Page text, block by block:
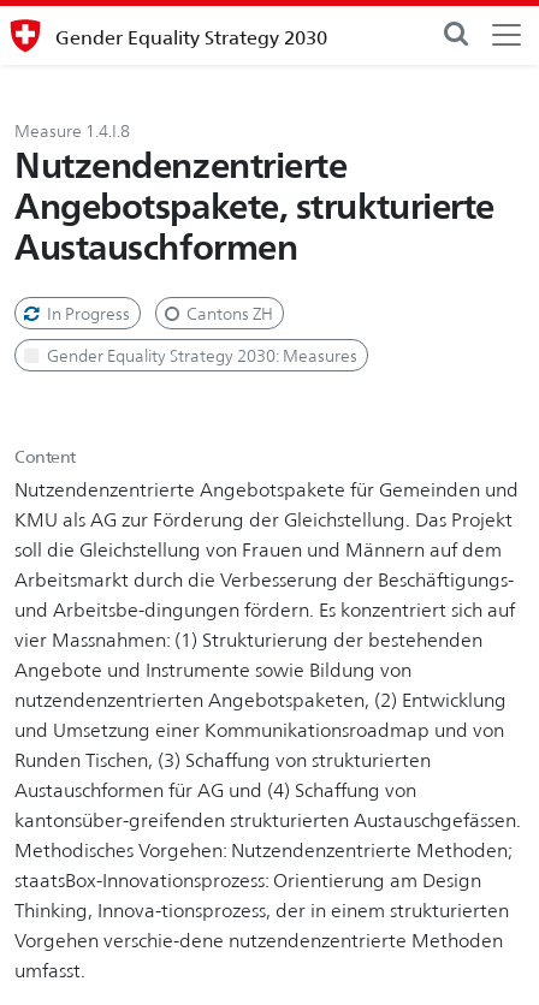
Gender Equality Strategy 2030
Measure 1.4.I.8
Nutzendenzentrierte
Angebotspakete, strukturierte
Austauschformen
In Progress Cantons ZH
Gender Equality Strategy 2030: Measures
Content
Nutzendenzentrierte Angebotspakete für Gemeinden und
KMU als AG zur Förderung der Gleichstellung. Das Projekt
soll die Gleichstellung von Frauen und Männern auf dem
Arbeitsmarkt durch die Verbesserung der Beschäftigungs-
und Arbeitsbe-dingungen fördern. Es konzentriert sich auf
vier Massnahmen: (1) Strukturierung der bestehenden
Angebote und Instrumente sowie Bildung von
nutzendenzentrierten Angebotspaketen, (2) Entwicklung
und Umsetzung einer Kommunikationsroadmap und von
Runden Tischen, (3) Schaffung von strukturierten
Austauschformen für AG und (4) Schaffung von
kantonsüber-greifenden strukturierten Austauschgefässen.
Methodisches Vorgehen: Nutzendenzentrierte Methoden;
staatsBox-Innovationsprozess: Orientierung am Design
Thinking, Innova-tionsprozess, der in einem strukturierten
Vorgehen verschie-dene nutzendenzentrierte Methoden
umfasst.